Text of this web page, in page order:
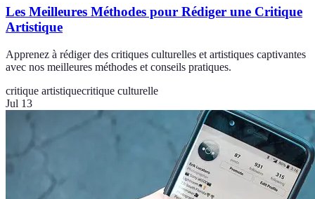
Les Meilleures Méthodes pour Rédiger une Critique
Artistique
Apprenez à rédiger des critiques culturelles et artistiques captivantes
avec nos meilleures méthodes et conseils pratiques.
critique artistiquecritique culturelle
Jul 13